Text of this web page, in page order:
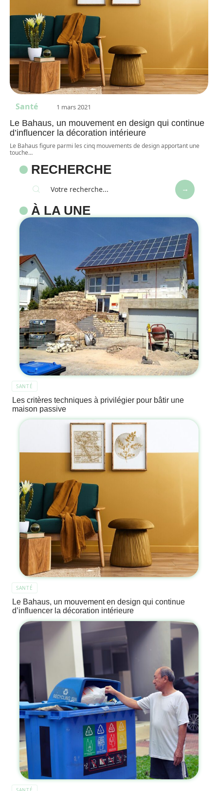
Santé 1 mars 2021
Le Bahaus, un mouvement en design qui continue
d’influencer la décoration intérieure
Le Bahaus figure parmi les cinq mouvements de design apportant une
touche…
RECHERCHE
À LA UNE
SANTÉ
Les critères techniques à privilégier pour bâtir une
maison passive
SANTÉ
Le Bahaus, un mouvement en design qui continue
d’influencer la décoration intérieure